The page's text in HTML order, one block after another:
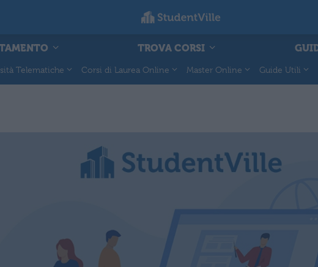
TROVA CORSI
Telematiche Corsi di Laurea Online Master Online Guide Utili